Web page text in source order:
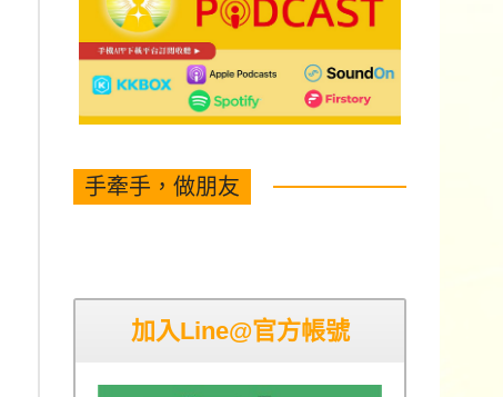
手牽手，做朋友
加入Line@官方帳號